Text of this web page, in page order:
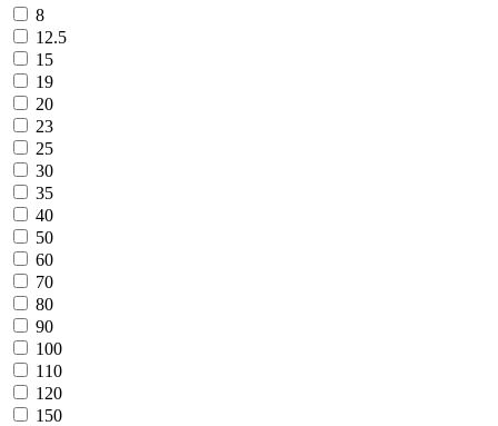
8
12.5
15
19
20
23
25
30
35
40
50
60
70
80
90
100
110
120
150